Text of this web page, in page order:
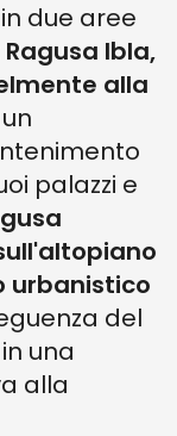
due aree
Ragusa Ibla,
alla
palazzi e
urbanistico
del
una
alla